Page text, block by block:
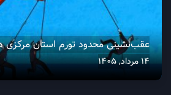
عقب‌نشینی محدود تورم استان مرکزی
14 مرداد, 1405